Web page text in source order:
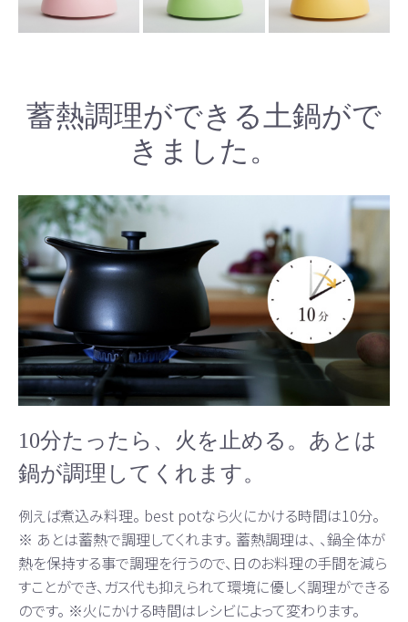
蓄熱調理ができる土鍋がで
きました。
10分たったら、火を止める。あとは
鍋が調理してくれます。
例えば煮込み料理。 best potなら火にかける時間は10分。
※ あとは蓄熱で調理してくれます。 蓄熱調理は、 、鍋全体が
熱を保持する事で調理を行うので、日のお料理の手間を減ら
すことができ、ガス代も抑えられて環境に優しく調理ができる
のです。 ※火にかける時間はレシビによって変わります。